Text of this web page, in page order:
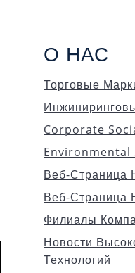
О НАС
Торговые
Corporate
Веб-Страница
Веб-Страница
Филиалы
Новости
Технологий